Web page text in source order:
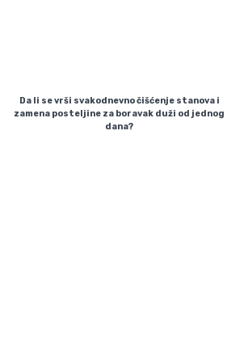
Da li se vrši svakodnevno čišćenje stanova i
zamena posteljine za boravak duži od jednog
dana?